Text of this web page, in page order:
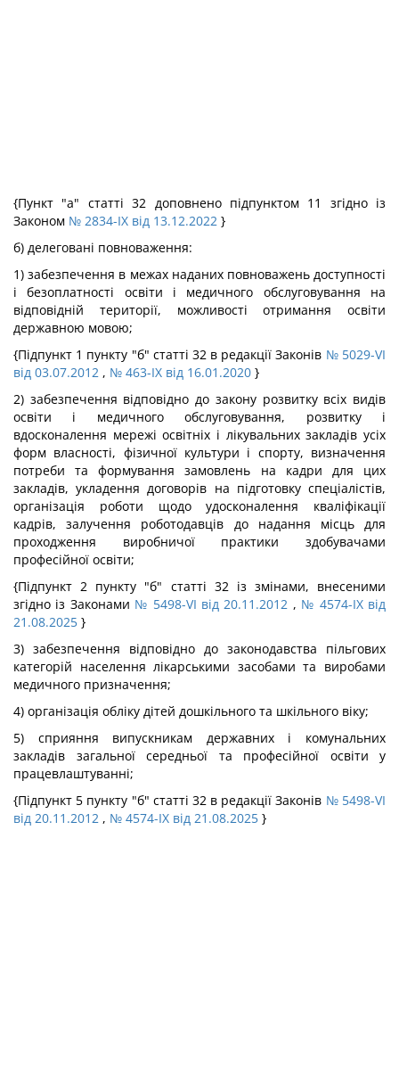
{Пункт "а" статті 32 доповнено підпунктом 11 згідно із
Законом № 2834-IX від 13.12.2022 }
б) делеговані повноваження:
1) забезпечення в межах наданих повноважень доступності
і безоплатності освіти і медичного обслуговування на
відповідній території, можливості отримання освіти
державною мовою;
{Підпункт 1 пункту "б" статті 32 в редакції Законів № 5029-VI
від 03.07.2012 , № 463-IX від 16.01.2020 }
2) забезпечення відповідно до закону розвитку всіх видів
освіти і медичного обслуговування, розвитку і
вдосконалення мережі освітніх і лікувальних закладів усіх
форм власності, фізичної культури і спорту, визначення
потреби та формування замовлень на кадри для цих
закладів, укладення договорів на підготовку спеціалістів,
організація роботи щодо удосконалення кваліфікації
кадрів, залучення роботодавців до надання місць для
проходження виробничої практики здобувачами
професійної освіти;
{Підпункт 2 пункту "б" статті 32 із змінами, внесеними
згідно із Законами № 5498-VI від 20.11.2012 , № 4574-IX від
21.08.2025 }
3) забезпечення відповідно до законодавства пільгових
категорій населення лікарськими засобами та виробами
медичного призначення;
4) організація обліку дітей дошкільного та шкільного віку;
5) сприяння випускникам державних і комунальних
закладів загальної середньої та професійної освіти у
працевлаштуванні;
{Підпункт 5 пункту "б" статті 32 в редакції Законів № 5498-VI
від 20.11.2012 , № 4574-IX від 21.08.2025 }